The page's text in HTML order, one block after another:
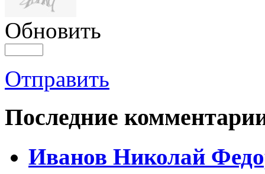
Обновить
Отправить
Последние
Иванов Николай